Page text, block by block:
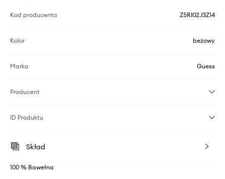
Kod producenta Z5RI02.I3Z14
Kolor beżowy
Marka Guess
Producent
ID Produktu
Skład
100 % Bawełna